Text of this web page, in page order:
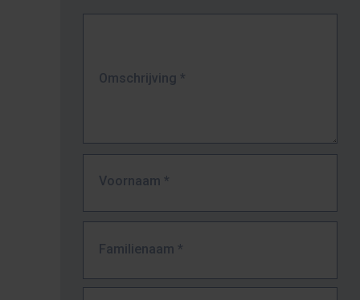
Omschrijving *
Voornaam *
Familienaam *